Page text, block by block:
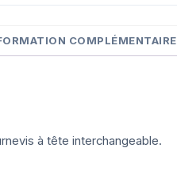
COMPLÉMENTAIRE
à tête interchangeable.